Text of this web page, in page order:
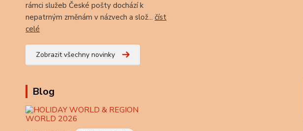
rámci služeb České pošty dochází k
nepatrným změnám v názvech a slož... číst
celé
Zobrazit všechny novinky
Blog